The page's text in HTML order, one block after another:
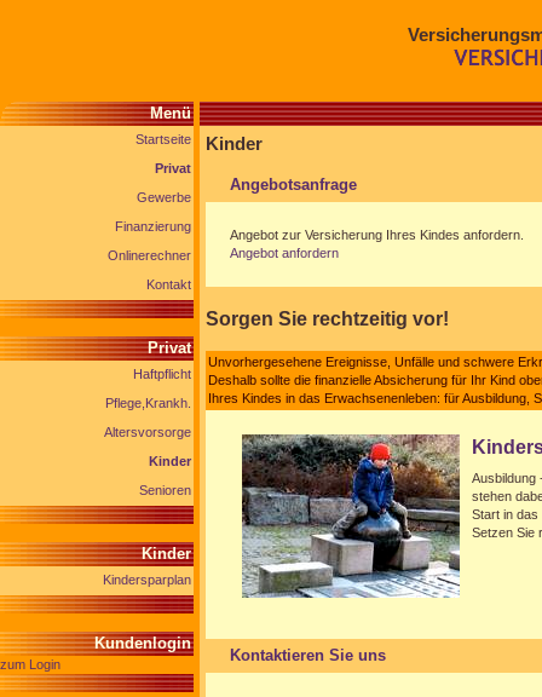
Menü
Startseite
Privat
Gewerbe
Finanzierung
Onlinerechner
Kontakt
Privat
Haftpflicht
Pflege,Krankh.
Altersvorsorge
Kinder
Senioren
Kinder
Kindersparplan
Kundenlogin
zum Login
Kinder
Angebotsanfrage
Angebot zur Versicherung Ihres Kindes anfordern.
Angebot anfordern
Sorgen Sie rechtzeitig vor!
Unvorhergesehene Ereignisse, Unfälle und schwere
Deshalb sollte die finanzielle Absicherung für Ihr Kind
Ihres Kindes in das Erwachsenenleben: für Ausbildung,
Ausbildung
stehen
Start in das
Setzen Sie
Kontaktieren Sie uns